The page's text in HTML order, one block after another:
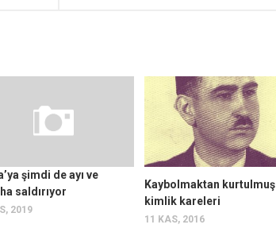
şimdi de ayı ve
saldırıyor
2019
Kaybolmaktan kurtulmuş
kimlik kareleri
11 KAS, 2016